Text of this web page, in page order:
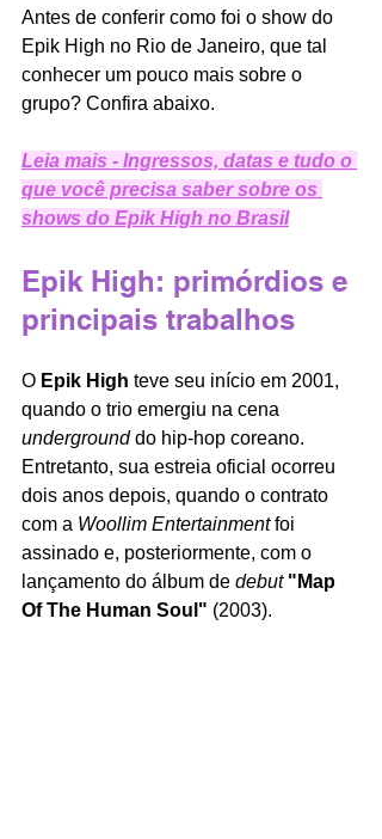
Antes de conferir como foi o show do
Epik High no Rio de Janeiro, que tal
conhecer um pouco mais sobre o
grupo? Confira abaixo.
Leia mais - Ingressos, datas e tudo o
que você precisa saber sobre os
shows do Epik High no Brasil
Epik High: primórdios e
principais trabalhos
O Epik High teve seu início em 2001,
quando o trio emergiu na cena
underground do hip-hop coreano.
Entretanto, sua estreia oficial ocorreu
dois anos depois, quando o contrato
com a Woollim Entertainment foi
assinado e, posteriormente, com o
lançamento do álbum de debut "Map
Of The Human Soul" (2003).